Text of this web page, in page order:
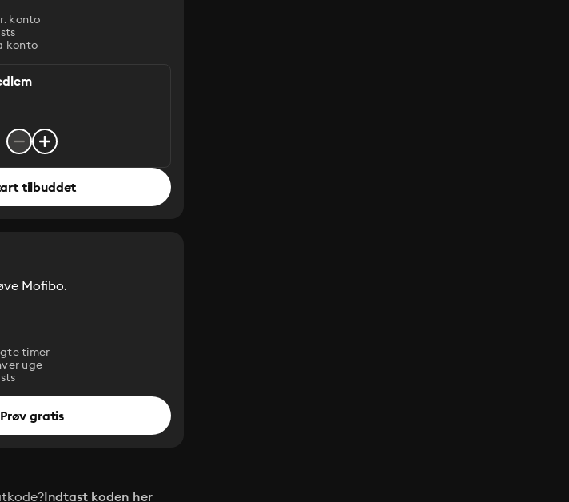
konto
konto
tilbuddet
Mofibo.
timer
uge
Prøv gratis
Indtast koden her